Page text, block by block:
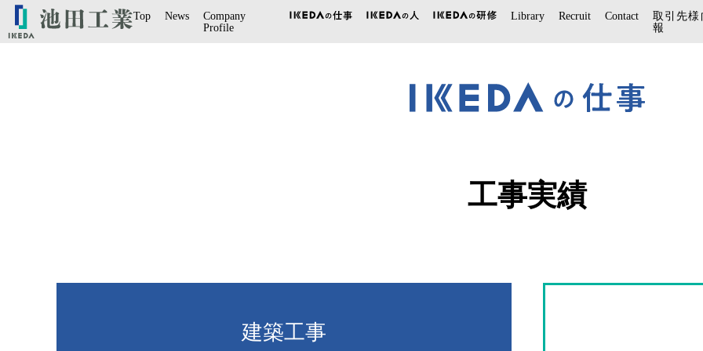
Top News
Company
Profile
Library Recruit Contact
取引先様
報
工事実績
建築工事